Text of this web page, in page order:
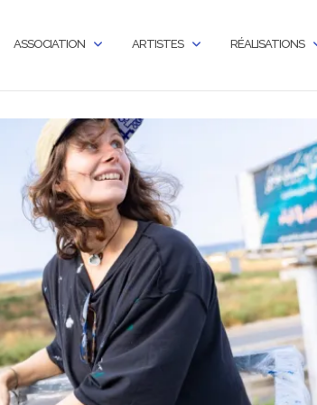
ASSOCIATION ARTISTES RÉALISATIONS